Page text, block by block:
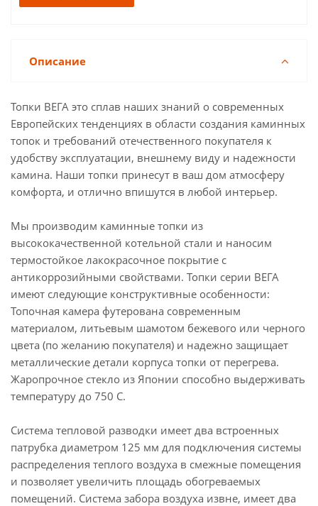
Описание
Топки ВЕГА это сплав наших знаний о современных
Европейских тенденциях в области создания каминных
топок и требований отечественного покупателя к
удобству эксплуатации, внешнему виду и надежности
камина. Наши топки принесут в ваш дом атмосферу
комфорта, и отлично впишутся в любой интерьер.
Мы производим каминные топки из
высококачественной котельной стали и наносим
термостойкое лакокрасочное покрытие с
антикоррозийными свойствами. Топки серии ВЕГА
имеют следующие конструктивные особенности:
Топочная камера футерована современным
материалом, литьевым шамотом бежевого или черного
цвета (по желанию покупателя) и надежно защищает
металлические детали корпуса топки от перегрева.
Жаропрочное стекло из Японии способно выдерживать
температуру до 750 С.
Система тепловой разводки имеет два встроенных
патрубка диаметром 125 мм для подключения системы
распределения теплого воздуха в смежные помещения
и позволяет увеличить площадь обогреваемых
помещений. Система забора воздуха извне, имеет два